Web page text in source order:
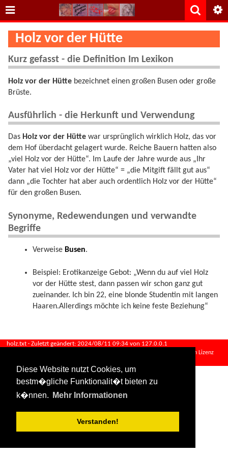
Diese Website nutzt Cookies, um
bestm�gliche Funktionalit�t bieten zu
k�nnen.
Mehr Informationen
Verstanden!
Holz vor der Hütte
Kurz gefasst - die Definition Im Lexikon
Holz vor der Hütte bezeichnet einen großen Busen oder große
Brüste.
Ausführlich - die Herkunft und Verwendung
Das Holz vor der Hütte war ursprünglich wirklich Holz, das vor
dem Hof überdacht gelagert wurde. Reiche Bauern hatten also
„viel Holz vor der Hütte“. Im Laufe der Jahre wurde aus „Ihr
Vater hat viel Holz vor der Hütte“ = „die Mitgift fällt gut aus“
dann „die Tochter hat aber auch ordentlich Holz vor der Hütte“
für den großen Busen.
Synonyme, Redewendungen und verwandte
Begriffe
Verweise Busen.
Beispiel: Erotikanzeige Gebot: „Wenn du auf viel Holz
vor der Hütte stest, dann passen wir schon ganz gut
zueinander. Ich bin 22, eine blonde Studentin mit langen
Haaren.Allerdings möchte ich keine feste Beziehung“
holz.txt · Zuletzt geändert:2024/08/11 09:34 von 127.0.0.1
Falls nicht anders bezeichnet, ist der Inhalt dieses Wikis unter der folgenden Lizenz